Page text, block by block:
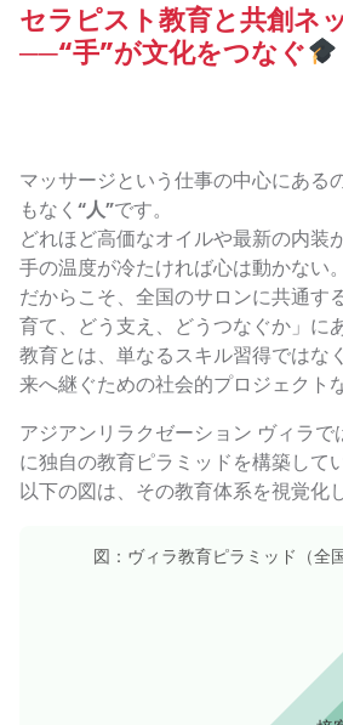
セラピスト教育と共創ネ
──“手”が文化をつなぐ
マッサージという仕事の中心にある
もなく “人”です。
どれほど高価なオイルや最新の内装
手の温度が冷たければ心は動かない。
だからこそ、全国のサロンに共通す
育て、どう支え、どうつなぐか」に
教育とは、単なるスキル習得ではな
来へ継ぐための社会的プロジェクト
アジアンリラクゼーション ヴィラで
に独自の教育ピラミッドを構築して
以下の図は、その教育体系を視覚化
図：ヴィラ教育ピラミッド（全